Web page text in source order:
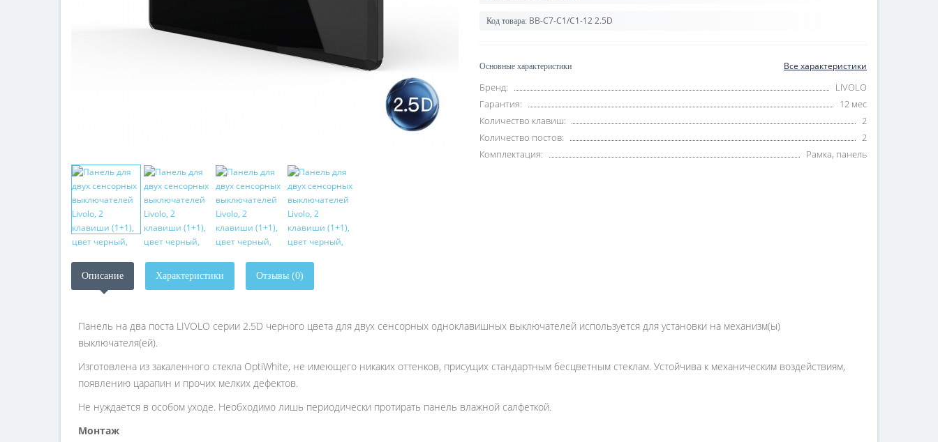
Код товара: BB-C7-C1/C1-12 2.5D
Основные характеристики Все характеристики
Бренд:
LIVOLO
Гарантия:
12 мес
Количество клавиш:
2
Количество постов:
2
Комплектация:
Рамка, панель
Описание Характеристики Отзывы (0)
Панель на два поста LIVOLO серии 2.5D черного цвета для двух сенсорных одноклавишных выключателей используется для установки на механизм(ы)
выключателя(ей).
Изготовлена из закаленного стекла OptiWhite, не имеющего никаких оттенков, присущих стандартным бесцветным стеклам. Устойчива к механическим воздействиям,
появлению царапин и прочих мелких дефектов.
Не нуждается в особом уходе. Необходимо лишь периодически протирать панель влажной салфеткой.
Монтаж